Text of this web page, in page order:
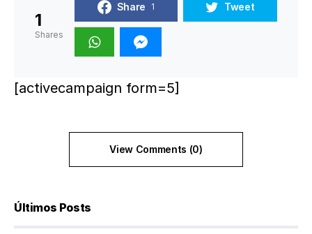
1
Shares
Share 1 Tweet
[activecampaign form=5]
View Comments (0)
Últimos Posts